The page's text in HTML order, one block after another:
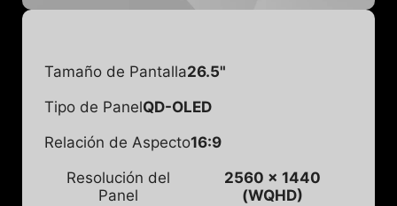
Tamaño de Pantalla26.5"
Tipo de PanelQD-OLED
Relación de Aspecto16:9
Resolución del
Panel
2560 x 1440
(WQHD)